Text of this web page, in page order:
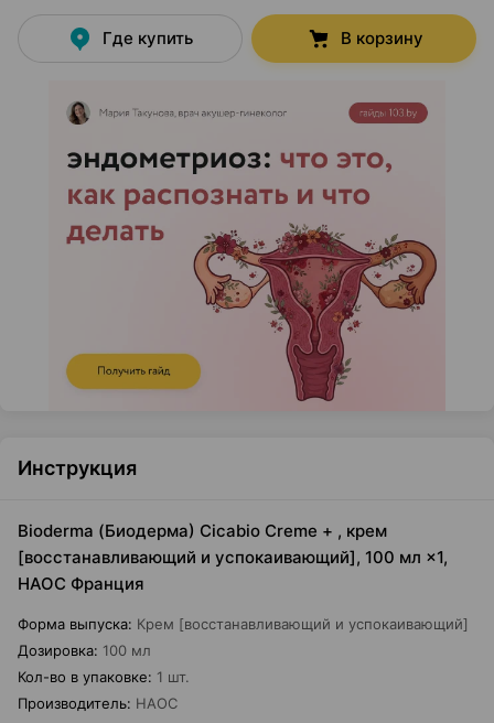
Где купить В корзину
Инструкция
Bioderma (Биодерма) Cicabio Creme + , крем
[восстанавливающий и успокаивающий], 100 мл ×1,
НАОС Франция
Форма выпуска: Крем [восстанавливающий и успокаивающий]
Дозировка: 100 мл
Кол-во в упаковке: 1 шт.
Производитель: НАОС